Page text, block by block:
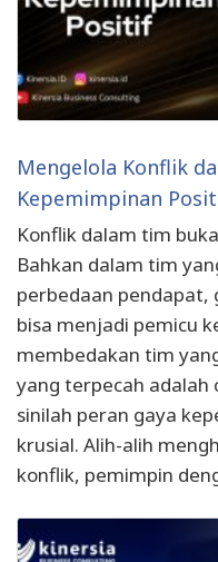
Mengelola Konflik
Kepemimpinan
Konflik dalam tim
Bahkan dalam tim
perbedaan pendapat,
bisa menjadi pemicu
membedakan tim
yang terpecah adalah
sinilah peran gaya
krusial. Alih-alih
konflik, pemimpin